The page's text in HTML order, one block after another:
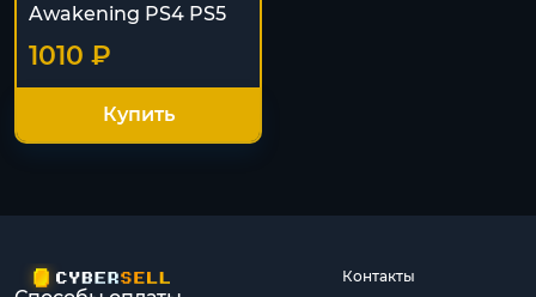
Awakening PS4 PS5
1010 ₽
Купить
Контакты